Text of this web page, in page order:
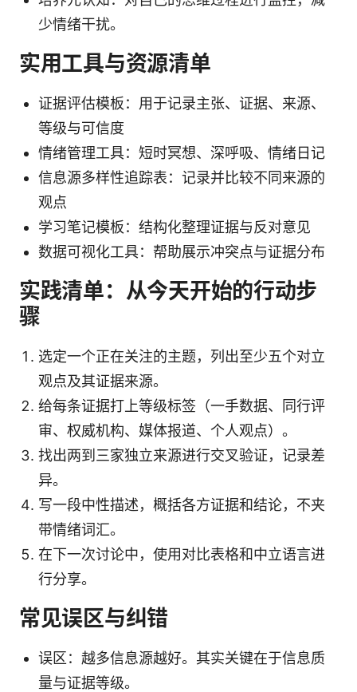
少情绪干扰。
实用工具与资源清单
证据评估模板：用于记录主张、证据、来源、
等级与可信度
情绪管理工具：短时冥想、深呼吸、情绪日记
信息源多样性追踪表：记录并比较不同来源的
观点
学习笔记模板：结构化整理证据与反对意见
数据可视化工具：帮助展示冲突点与证据分布
实践清单：从今天开始的行动步
骤
选定一个正在关注的主题，列出至少五个对立
观点及其证据来源。
给每条证据打上等级标签（一手数据、同行评
审、权威机构、媒体报道、个人观点）。
找出两到三家独立来源进行交叉验证，记录差
异。
写一段中性描述，概括各方证据和结论，不夹
带情绪词汇。
在下一次讨论中，使用对比表格和中立语言进
行分享。
常见误区与纠错
误区：越多信息源越好。其实关键在于信息质
量与证据等级。